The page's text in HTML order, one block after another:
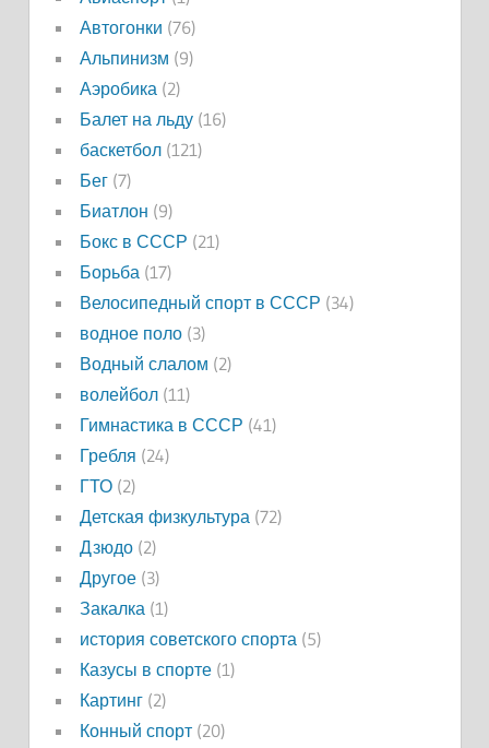
Автогонки (76)
Альпинизм (9)
Аэробика (2)
Балет на льду(16)
баскетбол(121)
Бег(7)
Биатлон (9)
Бокс в СССР (21)
Борьба (17)
Велосипедный спорт в СССР (34)
водное поло(3)
Водный слалом (2)
волейбол(11)
Гимнастика в СССР (41)
Гребля (24)
ГТО(2)
Детская физкультура (72)
Дзюдо(2)
Другое(3)
Закалка (1)
история советского спорта (5)
Казусы в спорте(1)
Картинг(2)
Конный спорт(20)